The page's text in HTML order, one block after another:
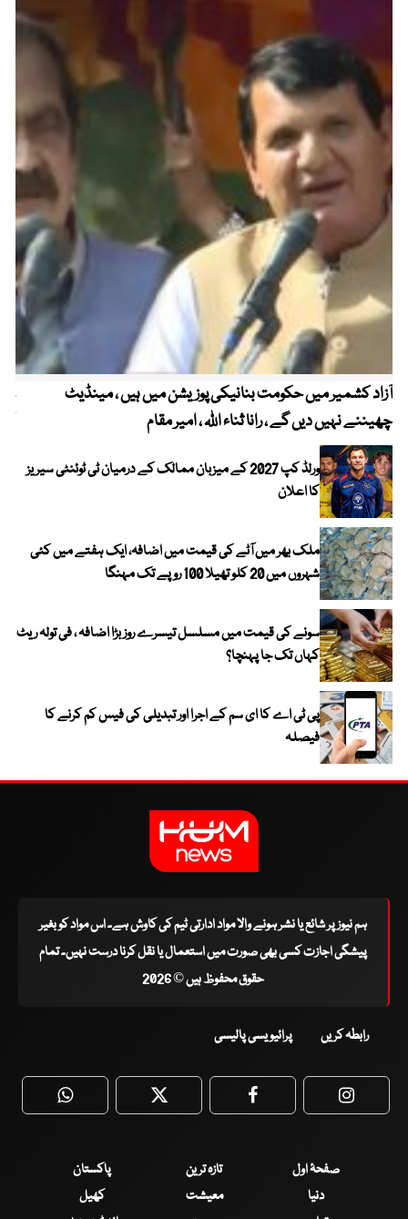
آزاد کشمیر میں حکومت بنانیکی پوزیشن میں ہیں ، مینڈیٹ
چھیننے نہیں دیں گے ، رانا ثناء اللہ ، امیر مقام
ورلڈ کپ 2027 کے میزبان ممالک کے درمیان ٹی ٹوئنٹی سیریز
کا اعلان
ملک بھر میں آٹے کی قیمت میں اضافہ، ایک ہفتے میں کئی
شہروں میں 20 کلو تھیلا 100 روپے تک مہنگا
سونے کی قیمت میں مسلسل تیسرے روز بڑا اضافہ ، فی تولہ ریٹ
کہاں تک جا پہنچا؟
پی ٹی اے کا ای سم کے اجرا اور تبدیلی کی فیس کم کرنے کا
فیصلہ
ہم نیوز پر شائع یا نشر ہونے والا مواد ادارتی ٹیم کی کاوش ہے۔ اس مواد کو بغیر
پیشگی اجازت کسی بھی صورت میں استعمال یا نقل کرنا درست نہیں۔ تمام
حقوق محفوظ ہیں © 2026
رابطہ کریں پرائیویسی پالیسی
WhatsApp Twitter Facebook
صفحۂ اول تازہ ترین
پاکستان
دنیا
معیشت
کھیل